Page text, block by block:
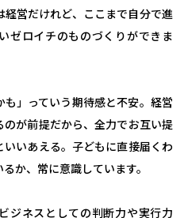
経営だけれど、ここまで自分で進
ゼロイチのものづくりができま
も」っていう期待感と不安。経営
のが前提だから、全力でお互い提
いあえる。子どもに直接届くわ
か、常に意識しています。
ジネスとしての判断力や実行力